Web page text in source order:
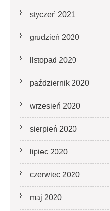
styczeń 2021
grudzień 2020
listopad 2020
październik 2020
wrzesień 2020
sierpień 2020
lipiec 2020
czerwiec 2020
maj 2020